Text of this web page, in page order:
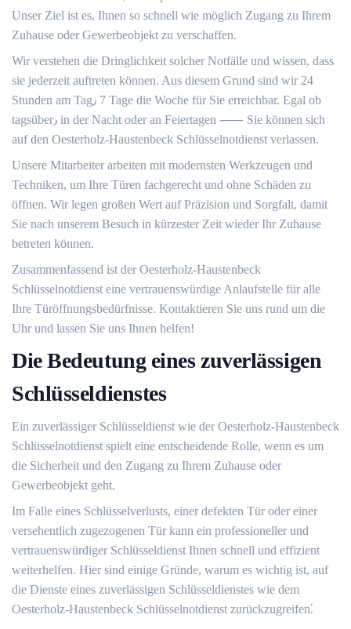
Unser Ziel ist es, Ihnen so schnell wie möglich Zugang zu Ihrem
Zuhause oder Gewerbeobjekt zu verschaffen.​
Wir verstehen die Dringlichkeit solcher Notfälle und wissen, dass
sie jederzeit auftreten können. Aus diesem Grund sind wir 24
Stunden am Tag٫ 7 Tage die Woche für Sie erreichbar.​ Egal ob
tagsüber٫ in der Nacht oder an Feiertagen ⸺ Sie können sich
auf den Oesterholz-Haustenbeck Schlüsselnotdienst verlassen.​
Unsere Mitarbeiter arbeiten mit modernsten Werkzeugen und
Techniken, um Ihre Türen fachgerecht und ohne Schäden zu
öffnen.​ Wir legen großen Wert auf Präzision und Sorgfalt, damit
Sie nach unserem Besuch in kürzester Zeit wieder Ihr Zuhause
betreten können.​
Zusammenfassend ist der Oesterholz-Haustenbeck
Schlüsselnotdienst eine vertrauenswürdige Anlaufstelle für alle
Ihre Türöffnungsbedürfnisse.​ Kontaktieren Sie uns rund um die
Uhr und lassen Sie uns Ihnen helfen!​
Die Bedeutung eines zuverlässigen
Schlüsseldienstes
Ein zuverlässiger Schlüsseldienst wie der Oesterholz-Haustenbeck
Schlüsselnotdienst spielt eine entscheidende Rolle, wenn es um
die Sicherheit und den Zugang zu Ihrem Zuhause oder
Gewerbeobjekt geht.​
Im Falle eines Schlüsselverlusts, einer defekten Tür oder einer
versehentlich zugezogenen Tür kann ein professioneller und
vertrauenswürdiger Schlüsseldienst Ihnen schnell und effizient
weiterhelfen.​ Hier sind einige Gründe, warum es wichtig ist, auf
die Dienste eines zuverlässigen Schlüsseldienstes wie dem
Oesterholz-Haustenbeck Schlüsselnotdienst zurückzugreifen⁚